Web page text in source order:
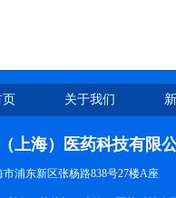
页 关于我们
上海）医药科技有限
市浦东新区张杨路838号27楼A座